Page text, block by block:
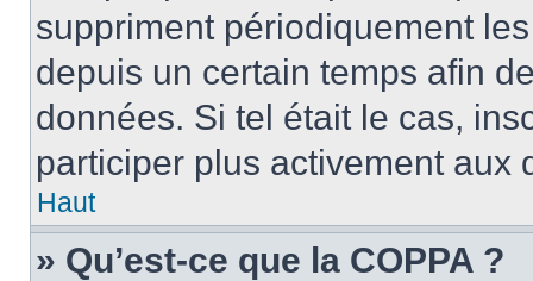
suppriment périodiquement
depuis un certain temps afin
données. Si tel était le cas,
participer plus activement aux
Haut
» Qu’est-ce que la COPPA ?